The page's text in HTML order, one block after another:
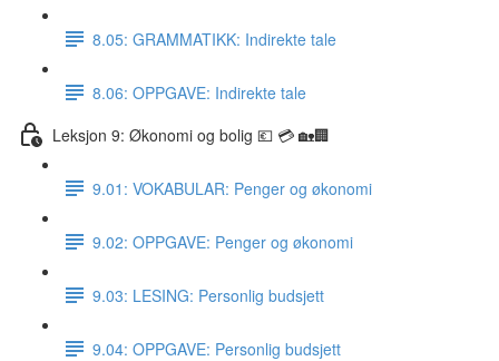
8.05: GRAMMATIKK: Indirekte tale
8.06: OPPGAVE: Indirekte tale
Leksjon 9: Økonomi og bolig 💶 💳 🏡🏢
9.01: VOKABULAR: Penger og økonomi
9.02: OPPGAVE: Penger og økonomi
9.03: LESING: Personlig budsjett
9.04: OPPGAVE: Personlig budsjett